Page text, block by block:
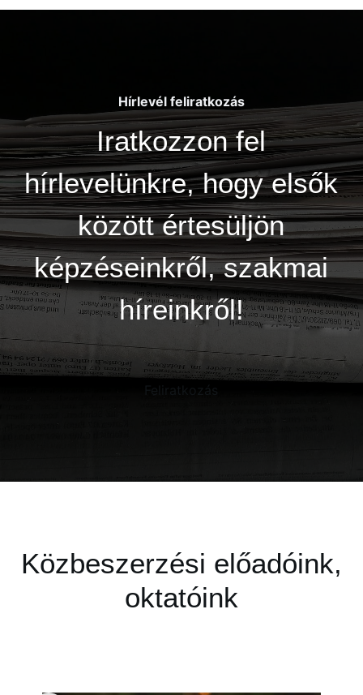
Hírlevél feliratkozás
Iratkozzon fel
hírlevelünkre, hogy elsők
között értesüljön
képzéseinkről, szakmai
híreinkről!
Feliratkozás
Közbeszerzési előadóink,
oktatóink